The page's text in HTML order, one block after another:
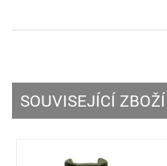
SOUVISEJÍCÍ ZBOŽÍ